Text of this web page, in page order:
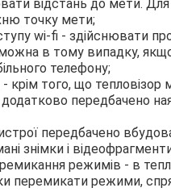
відстань до мети.
точку мети;
wi-fi - здійснювати
в тому випадку,
телефону;
- крім того, що
передбачено
передбачено
знімки і
режимів - в
перемикати режими,